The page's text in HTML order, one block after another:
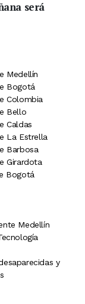
será
Medellín
Bogotá
Colombia
Bello
Caldas
La Estrella
Barbosa
Girardota
Bogotá
Medellín
y